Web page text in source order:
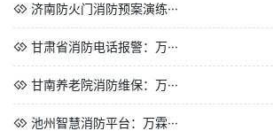
济南防火门消防预案演练···
甘肃省消防电话报警：万···
甘南养老院消防维保：万···
池州智慧消防平台：万霖···